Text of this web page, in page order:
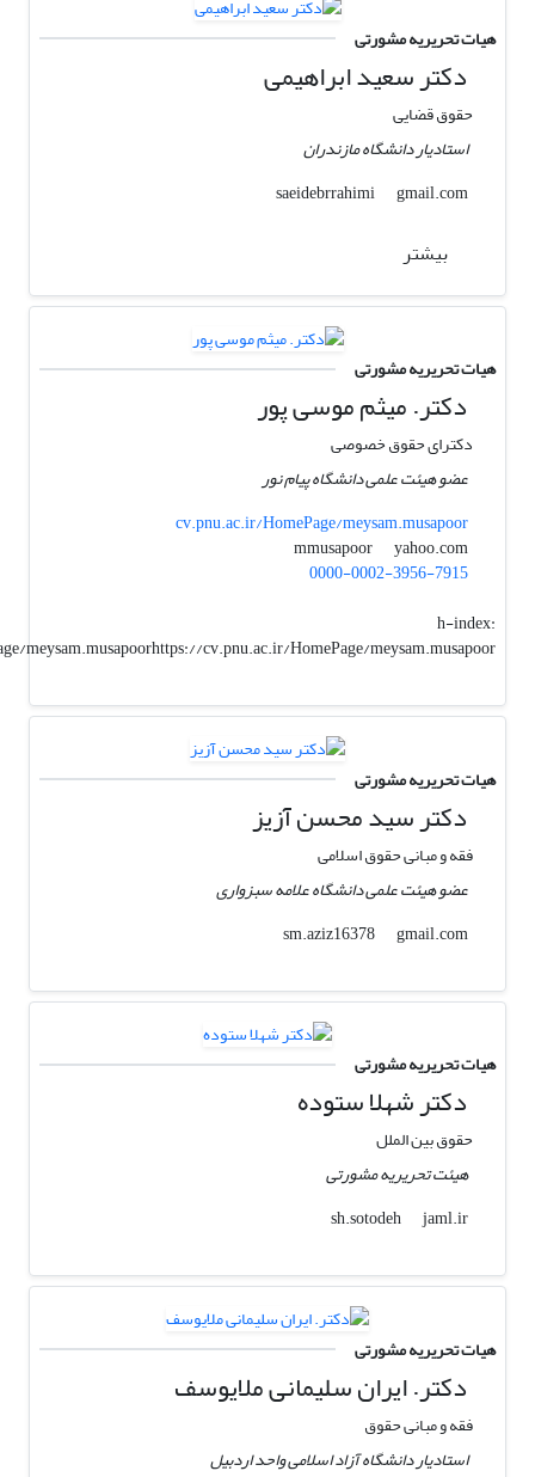
هیات تحریریه مشورتی
دکتر سعید ابراهیمی
حقوق قضایی
استادیار دانشگاه مازندران
saeidebrrahimi
gmail.com
بیشتر
هیات تحریریه مشورتی
دکتر. میثم موسی پور
دکترای حقوق خصوصی
عضو هیئت علمی دانشگاه پیام نور
cv.pnu.ac.ir/HomePage/meysam.musapoor
mmusapoor
yahoo.com
0000-0002-3956-7915
h-index:
meysam.musapoorhttps://cv.pnu.ac.ir/HomePage/meysam.musapoor
هیات تحریریه مشورتی
دکتر سید محسن آزیز
فقه و مبانی حقوق اسلامی
عضو هیئت علمی دانشگاه علامه سبزواری
sm.aziz16378
gmail.com
هیات تحریریه مشورتی
دکتر شهلا ستوده
حقوق بین الملل
هیئت تحریریه مشورتی
sh.sotodeh
jaml.ir
هیات تحریریه مشورتی
دکتر. ایران سلیمانی ملایوسف
فقه و مبانی حقوق
استادیار دانشگاه آزاد اسلامی واحد اردبیل